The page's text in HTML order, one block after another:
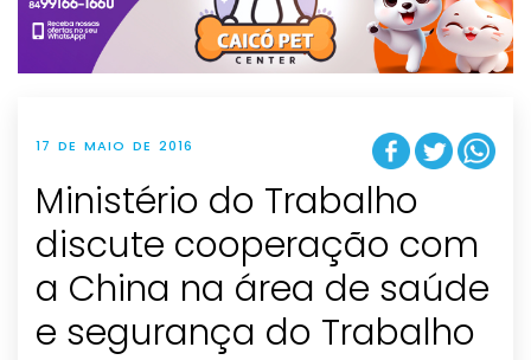
i
o
n
17 DE MAIO DE 2016
Ministério do Trabalho
discute cooperação com
a China na área de saúde
e segurança do Trabalho